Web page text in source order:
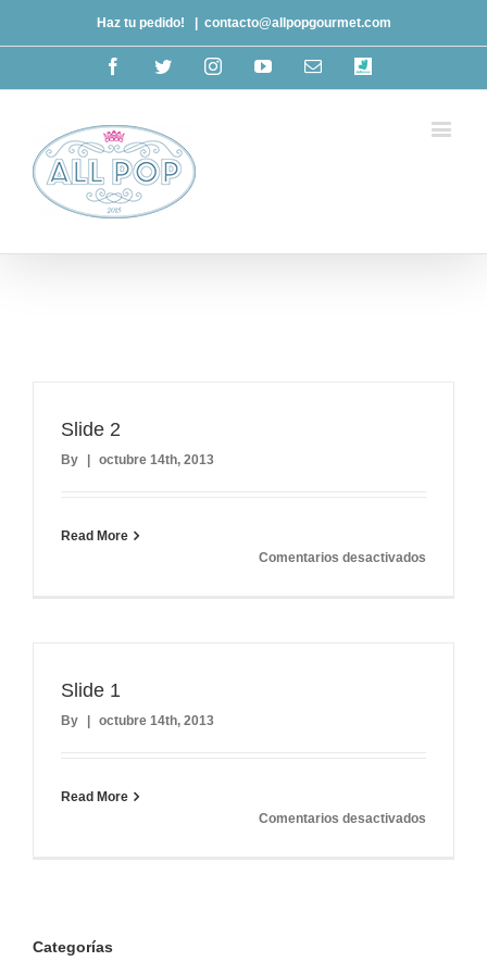
Haz tu pedido! contacto@allpopgourmet.com
FacebookTwitterInstagramYoutubeEmaildeliveroo
Slide 2
By octubre 14th, 2013
Read More
Comentarios desactivados
Slide 1
By octubre 14th, 2013
Read More
Comentarios desactivados
Categorías